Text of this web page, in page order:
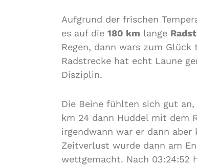
Aufgrund der frischen
es auf die 180 km lange
Regen, dann wars zum
Radstrecke hat echt Laune
Disziplin.
Die Beine fühlten sich gut
km 24 dann Huddel mit dem
irgendwann war er dann
Zeitverlust wurde dann am
wettgemacht. Nach 03:24:52